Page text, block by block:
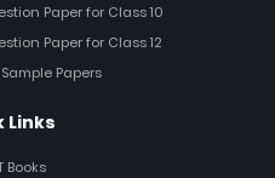
Paper for Class 10
Paper for Class 12
Sample Papers
Links
Books